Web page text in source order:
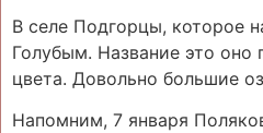
В селе Подгорцы, которое
Голубым. Название это оно
цвета. Довольно большие
Напомним, 7 января